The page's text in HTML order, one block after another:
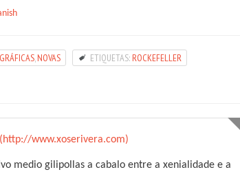
,NOVAS ETIQUETAS: ROCKEFELLER
(http://www.xoserivera.com)
medio gilipollas a cabalo entre a xenialidade e a